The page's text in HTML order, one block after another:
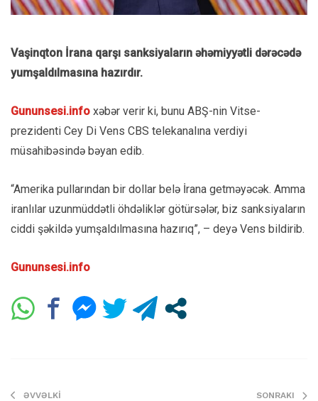
Vaşinqton İrana qarşı sanksiyaların əhəmiyyətli dərəcədə
yumşaldılmasına hazırdır.
Gununsesi.info xəbər verir ki, bunu ABŞ-nin Vitse-
prezidenti Cey Di Vens CBS telekanalına verdiyi
müsahibəsində bəyan edib.
“Amerika pullarından bir dollar belə İrana getməyəcək. Amma
iranlılar uzunmüddətli öhdəliklər götürsələr, biz sanksiyaların
ciddi şəkildə yumşaldılmasına hazırıq”, – deyə Vens bildirib.
Gununsesi.info
ƏVVƏLKI SONRAKI